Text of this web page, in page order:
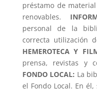
préstamo de
renovables.
personal de la
correcta utilización
HEMEROTECA Y
prensa, revistas y
FONDO LOCAL: La
el Fondo Local. En